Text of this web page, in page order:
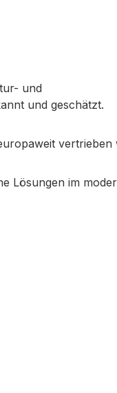
und
und geschätzt.
vertrieben
Lösungen im